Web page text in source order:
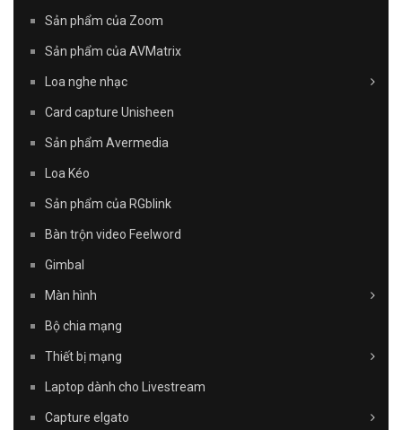
Sản phẩm của Zoom
Sản phẩm của AVMatrix
Loa nghe nhạc
Card capture Unisheen
Sản phẩm Avermedia
Loa Kéo
Sản phẩm của RGblink
Bàn trộn video Feelword
Gimbal
Màn hình
Bộ chia mạng
Thiết bị mạng
Laptop dành cho Livestream
Capture elgato